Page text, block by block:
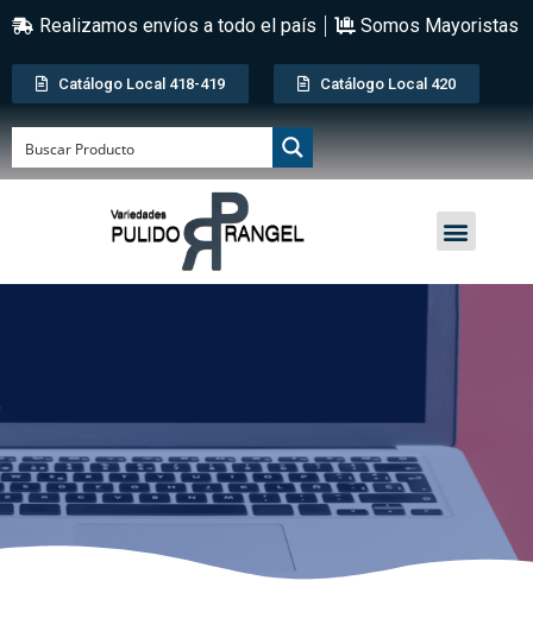
Realizamos envíos a todo el país Somos Mayoristas
Catálogo Local 418-419 Catálogo Local 420